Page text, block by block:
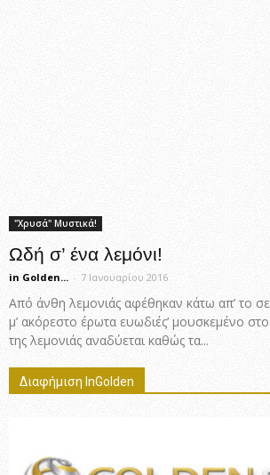
"Χρυσά" Μυστικά!
Ωδή σ’ ένα λεμόνι!
in Golden... - 7 Ιανουαρίου 2016
Από άνθη λεμονιάς αφέθηκαν κάτω απ’ το
μ’ ακόρεστο έρωτα ευωδιές’ μουσκεμένο
της λεμονιάς αναδύεται καθώς τα...
Διαφήμιση InGolden